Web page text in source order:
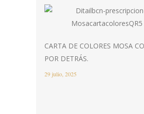
CARTA DE COLORES MOSA
POR DETRÁS.
29 julio, 2025